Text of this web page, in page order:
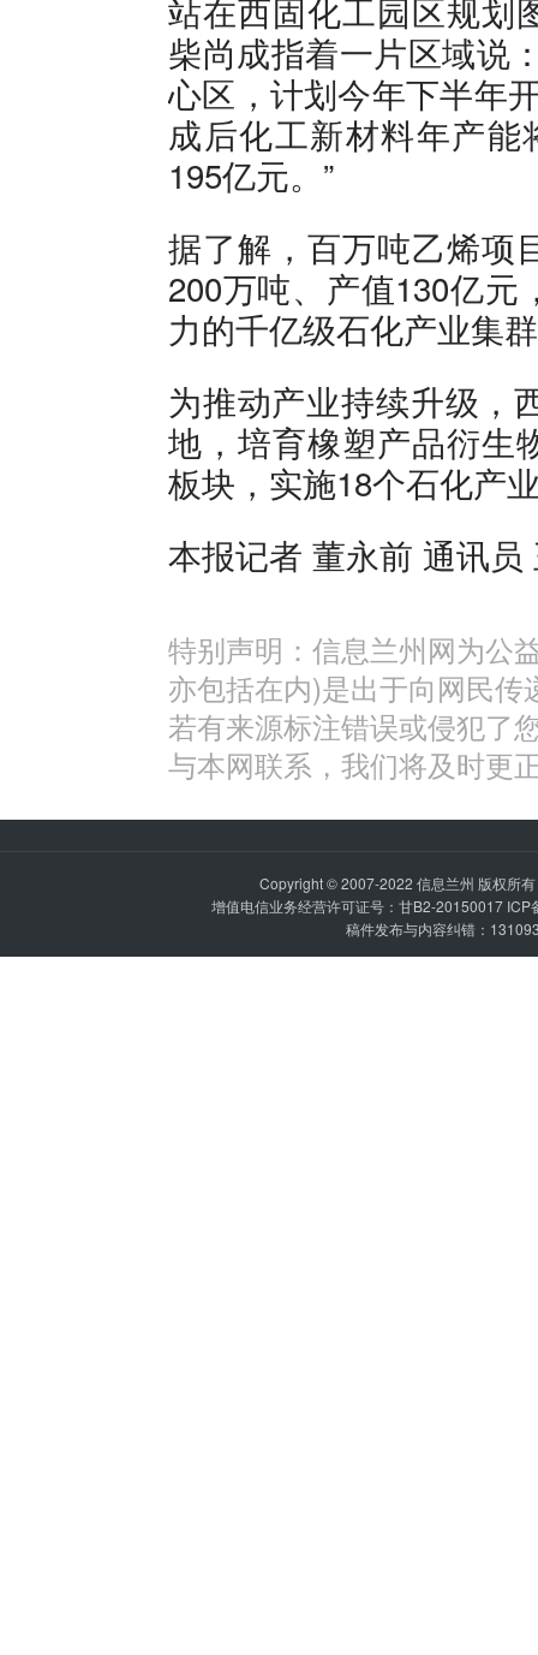
站在西固化工园区规划
柴尚成指着一片区域说
心区，计划今年下半年
成后化工新材料年产
195亿元。”
据了解，百万吨乙烯项
200万吨、产值130亿
力的千亿级石化产业集
为推动产业持续升级，
地，培育橡塑产品衍生
板块，实施18个石化产
本报记者 董永前 通讯员
特别声明：信息兰州网为公
亦包括在内)是出于向网民
若有来源标注错误或侵犯了
与本网联系，我们将及时更
Copyright © 2007-2022 信息兰州 版权所
增值电信业务经营许可证号：甘B2-20150017 ICP
稿件发布与内容纠错：